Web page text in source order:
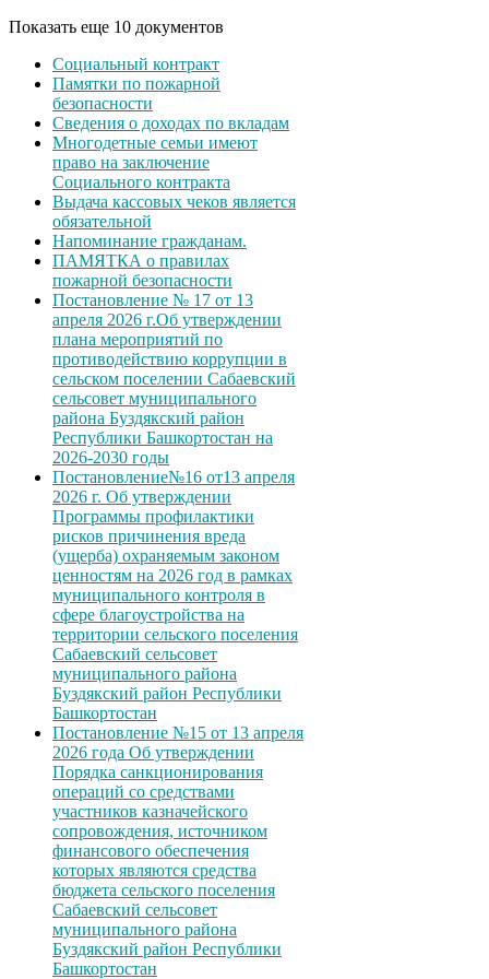
Показать еще 10 документов
Социальный контракт
Памятки по пожарной
безопасности
Сведения о доходах по вкладам
Многодетные семьи имеют
право на заключение
Социального контракта
Выдача кассовых чеков является
обязательной
Напоминание гражданам.
ПАМЯТКА о правилах
пожарной безопасности
Постановление № 17 от 13
апреля 2026 г.Об утверждении
плана мероприятий по
противодействию коррупции в
сельском поселении Сабаевский
сельсовет муниципального
района Буздякский район
Республики Башкортостан на
2026-2030 годы
Постановление№16 от13 апреля
2026 г. Об утверждении
Программы профилактики
рисков причинения вреда
(ущерба) охраняемым законом
ценностям на 2026 год в рамках
муниципального контроля в
сфере благоустройства на
территории сельского поселения
Сабаевский сельсовет
муниципального района
Буздякский район Республики
Башкортостан
Постановление №15 от 13 апреля
2026 года Об утверждении
Порядка санкционирования
операций со средствами
участников казначейского
сопровождения, источником
финансового обеспечения
которых являются средства
бюджета сельского поселения
Сабаевский сельсовет
муниципального района
Буздякский район Республики
Башкортостан